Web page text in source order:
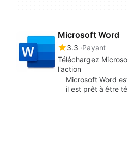
Microsoft Word
3.3 Payant
Téléchargez
l'action
Microsoft Word
il est prêt à être